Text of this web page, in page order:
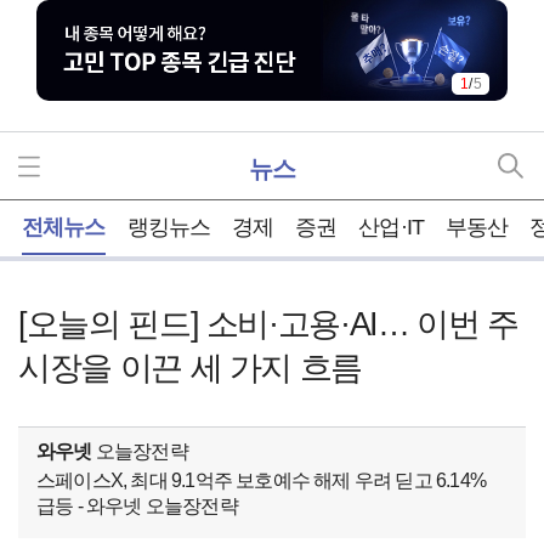
1/5
뉴스
전체뉴스 랭킹뉴스 경제 증권 산업·IT 부동산
[오늘의 핀드] 소비·고용·AI… 이번 주
시장을 이끈 세 가지 흐름
와우넷 오늘장전략
스페이스X, 최대 9.1억주 보호예수 해제 우려 딛고 6.14%
급등 - 와우넷 오늘장전략